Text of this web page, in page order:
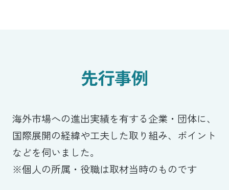
先行事例
海外市場への進出実績を有する企業・団体に、
国際展開の経緯や工夫した取り組み、ポイント
などを伺いました。
※個人の所属・役職は取材当時のものです